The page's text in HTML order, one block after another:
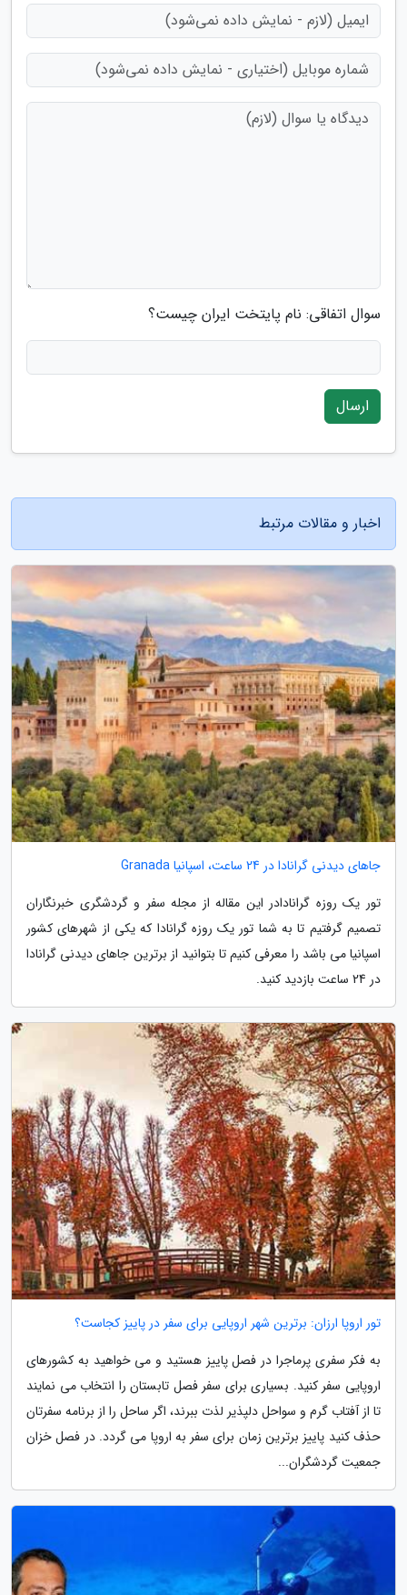
سوال اتفاقی: نام پایتخت ایران چیست؟
ارسال
اخبار و مقالات مرتبط
جاهای دیدنی گرانادا در 24 ساعت، اسپانیا Granada
تور یک روزه گرانادادر این مقاله از مجله سفر و گردشگری خبرنگاران
تصمیم گرفتیم تا به شما تور یک روزه گرانادا که یکی از شهرهای کشور
اسپانیا می باشد را معرفی کنیم تا بتوانید از برترین جاهای دیدنی گرانادا
در 24 ساعت بازدید کنید.
تور اروپا ارزان: برترین شهر اروپایی برای سفر در پاییز کجاست؟
به فکر سفری پرماجرا در فصل پاییز هستید و می خواهید به کشورهای
اروپایی سفر کنید. بسیاری برای سفر فصل تابستان را انتخاب می نمایند
تا از آفتاب گرم و سواحل دلپذیر لذت ببرند، اگر ساحل را از برنامه سفرتان
حذف کنید پاییز برترین زمان برای سفر به اروپا می گردد. در فصل خزان
جمعیت گردشگران...